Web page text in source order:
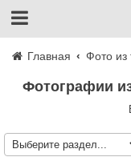
Главная Фото из
Фотографии